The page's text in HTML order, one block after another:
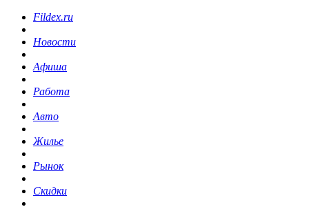
Fildex.ru
Новости
Афиша
Работа
Авто
Жилье
Рынок
Скидки